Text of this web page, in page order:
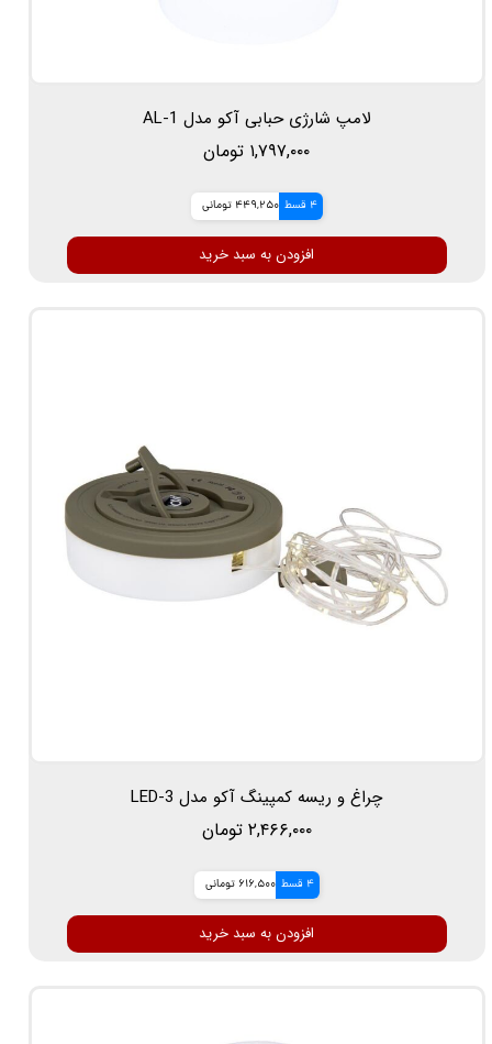
لامپ شارژی حبابی آکو مدل AL-1
۱,۷۹۷,۰۰۰ تومان
4 قسط 449,250 تومانی
افزودن به سبد خرید
چراغ و ریسه کمپینگ آکو مدل LED-3
۲,۴۶۶,۰۰۰ تومان
4 قسط 616,500 تومانی
افزودن به سبد خرید